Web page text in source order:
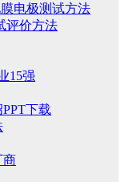
电极测试方法
评价方法
15强
下载
商